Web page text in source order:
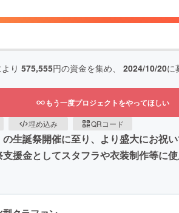
り 575,555円の資金を集め、 2024/10/20に
もう一度プロジェクトをやってほしい
埋め込み QRコード
生誕祭開催に至り、より盛大にお祝
援金としてスタフラや衣装制作等に使